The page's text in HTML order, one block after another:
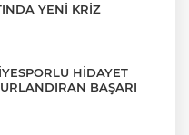
YENİ KRİZ
HİDAYET
BAŞARI